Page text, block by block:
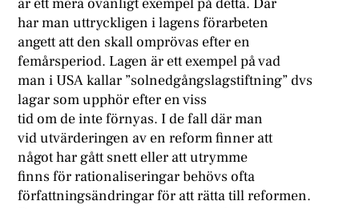
är ett mera ovanligt exempel på detta. Där
har man uttryckligen i lagens förarbeten
angett att den skall omprövas efter en
femårsperiod. Lagen är ett exempel på vad
man i USA kallar ”solnedgångslagstiftning” dvs
lagar som upphör efter en viss
tid om de inte förnyas. I de fall där man
vid utvärderingen av en reform finner att
något har gått snett eller att utrymme
finns för rationaliseringar behövs ofta
författningsändringar för att rätta till reformen.